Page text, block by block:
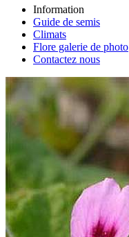
Information
Guide de semis
Climats
Flore galerie de photo
Contactez nous